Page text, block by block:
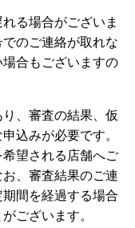
る場合がございま
のご連絡が取れな
合もございますの
、審査の結果、仮
込みが必要です。
望される店舗へご
、審査結果のご連
間を経過する場合
ございます。